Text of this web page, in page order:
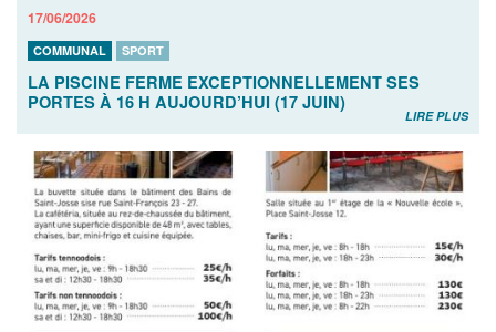
17/06/2026
COMMUNAL SPORT
LA PISCINE FERME EXCEPTIONNELLEMENT SES
PORTES À 16 H AUJOURD’HUI (17 JUIN)
LIRE PLUS